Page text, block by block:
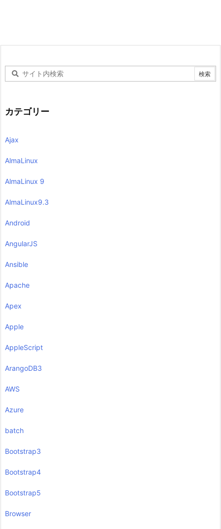
カテゴリー
Ajax
AlmaLinux
AlmaLinux 9
AlmaLinux9.3
Android
AngularJS
Ansible
Apache
Apex
Apple
AppleScript
ArangoDB3
AWS
Azure
batch
Bootstrap3
Bootstrap4
Bootstrap5
Browser